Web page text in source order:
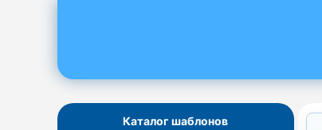
Каталог шаблонов